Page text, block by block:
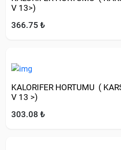
V 13>)
366.75 ₺
KALORIFER HORTUMU (
V 13 >)
303.08 ₺